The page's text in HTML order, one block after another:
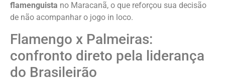
flamenguista no Maracanã, o que reforçou sua decisão
de não acompanhar o jogo in loco.
Flamengo x Palmeiras:
confronto direto pela liderança
do Brasileirão